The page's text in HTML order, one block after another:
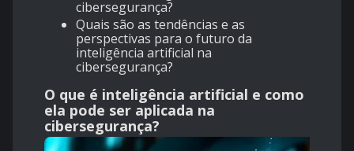
cibersegurança?
Quais são as tendências e as
perspectivas para o futuro da
inteligência artificial na
cibersegurança?
O que é inteligência artificial e como
ela pode ser aplicada na
cibersegurança?